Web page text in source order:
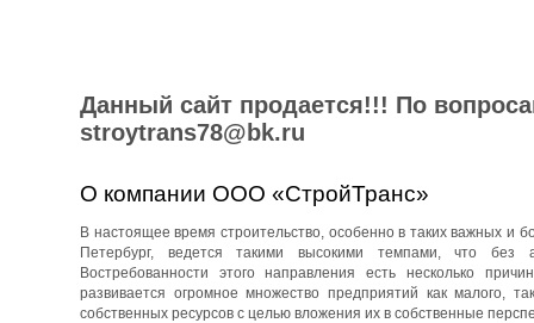
Данный сайт продается!!! По
stroytrans78@bk.ru
О компании ООО «СтройТранс»
В настоящее время строительство, особенно в таких важных и
Петербург, ведется такими высокими темпами, что без
Востребованности этого направления есть несколько
развивается огромное множество предприятий как малого,
собственных ресурсов с целью вложения их в собственные